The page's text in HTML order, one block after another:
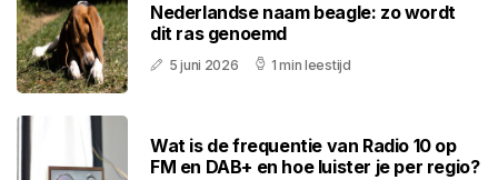
Nederlandse naam beagle: zo wordt
dit ras genoemd
5 juni 2026 1 min leestijd
Wat is de frequentie van Radio 10 op
FM en DAB+ en hoe luister je per regio?